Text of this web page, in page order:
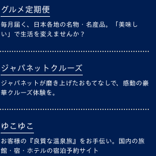
グルメ定期便
毎月届く、日本各地の名物・名産品。「美味し
い」で生活を変えませんか？
ジャパネットクルーズ
ジャパネットが磨き上げたおもてなしで、感動の豪
華クルーズ体験を。
ゆこゆこ
お客様の『良質な温泉旅』をお手伝い。国内の旅
館・宿・ホテルの宿泊予約サイト